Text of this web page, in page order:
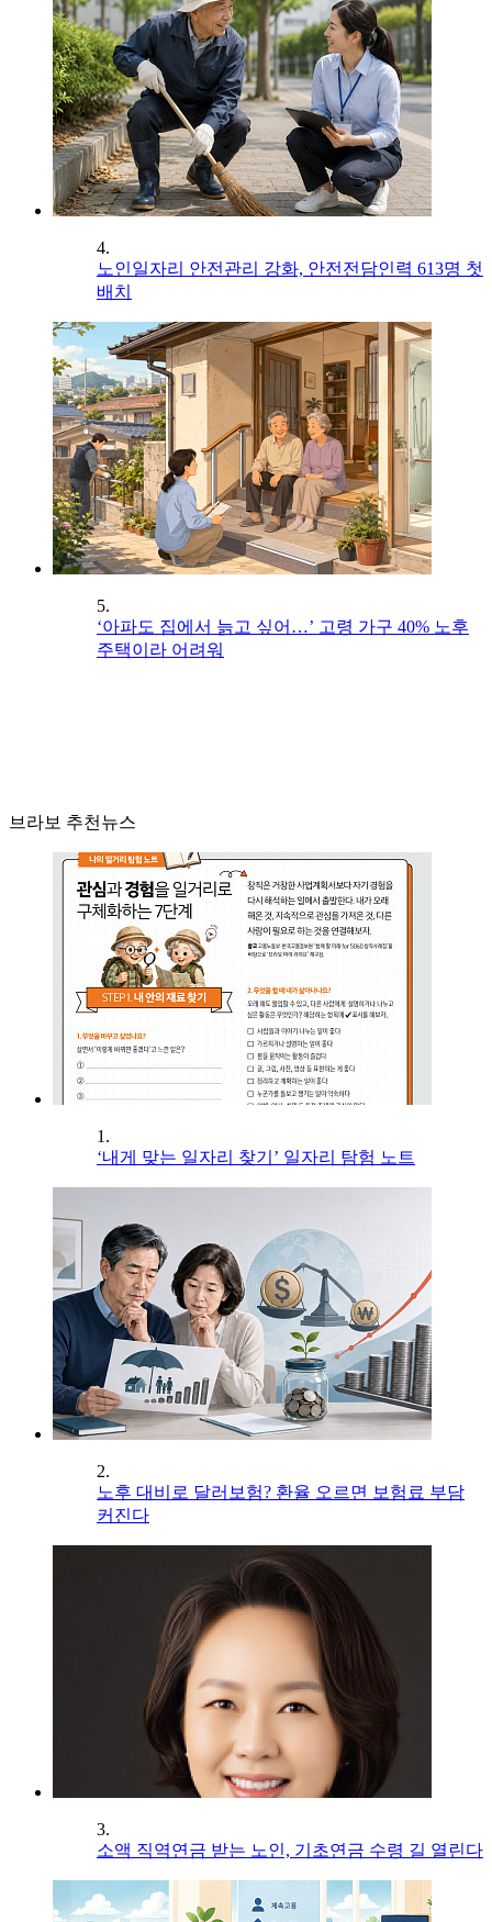
4.
노인일자리 안전관리 강화, 안전전담인력 613명 첫
배치
5.
‘아파도 집에서 늙고 싶어…’ 고령 가구 40% 노후
주택이라 어려워
브라보 추천뉴스
1.
‘내게 맞는 일자리 찾기’ 일자리 탐험 노트
2.
노후 대비로 달러보험? 환율 오르면 보험료 부담
커진다
3.
소액 직역연금 받는 노인, 기초연금 수령 길 열린다